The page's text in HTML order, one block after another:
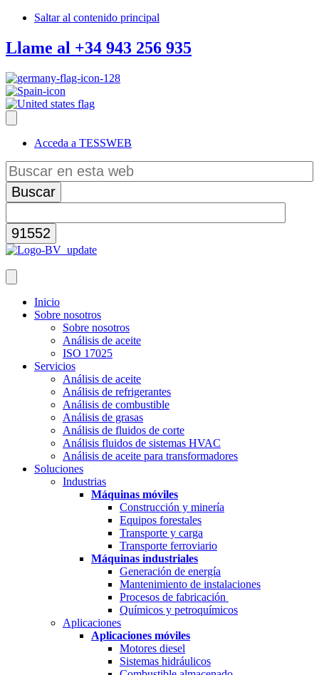
Saltar al contenido principal
Llame al +34 943 256 935
Acceda a TESSWEB
Buscar
en
esta
web
Inicio
Sobre nosotros
Sobre nosotros
Análisis de aceite
ISO 17025
Servicios
Análisis de aceite
Análisis de refrigerantes
Análisis de combustible
Análisis de grasas
Análisis de fluidos de corte
Análisis fluidos de sistemas HVAC
Análisis de aceite para transformadores
Soluciones
Industrias
Máquinas móviles
Construcción y minería
Equipos forestales
Transporte y carga
Transporte ferroviario
Máquinas industriales
Generación de energía
Mantenimiento de instalaciones
Procesos de fabricación
Químicos y petroquímicos
Aplicaciones
Aplicaciones móviles
Motores diesel
Sistemas hidráulicos